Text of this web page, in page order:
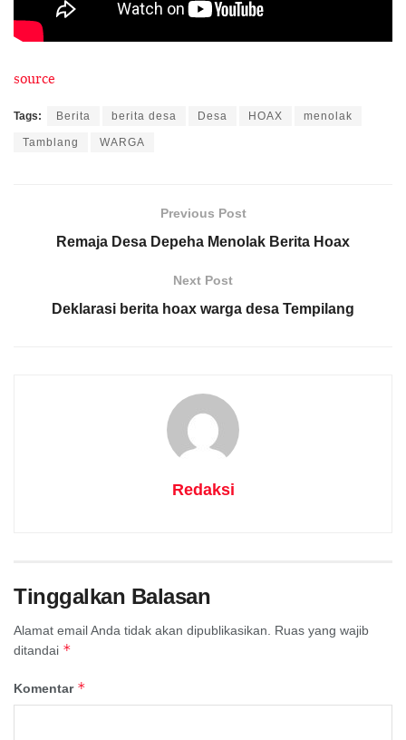
source
Tags: Berita berita desa Desa HOAX menolak
Tamblang WARGA
Previous Post
Remaja Desa Depeha Menolak Berita Hoax
Next Post
Deklarasi berita hoax warga desa Tempilang
Redaksi
Tinggalkan Balasan
Alamat email Anda tidak akan dipublikasikan. Ruas yang wajib
ditandai *
Komentar *